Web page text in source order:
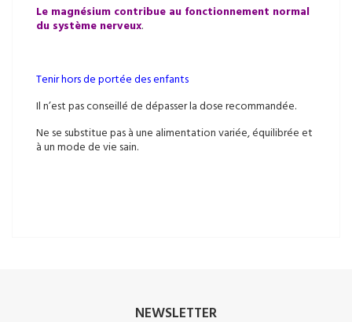
Le magnésium contribue au fonctionnement normal
du système nerveux.
Tenir hors de portée des enfants
Il n’est pas conseillé de dépasser la dose recommandée.
Ne se substitue pas à une alimentation variée, équilibrée et
à un mode de vie sain.
NEWSLETTER